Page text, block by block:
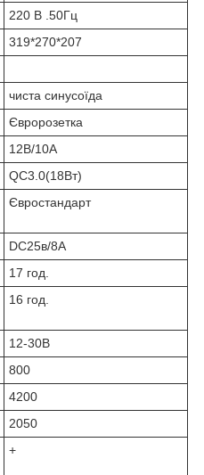
220 В .50Гц
319*270*207
чиста синусоїда
Євророзетка
12В/10A
QC3.0(18Вт)
Євростандарт
DC25в/8A
17 год.
16 год.
12-30В
800
4200
2050
+